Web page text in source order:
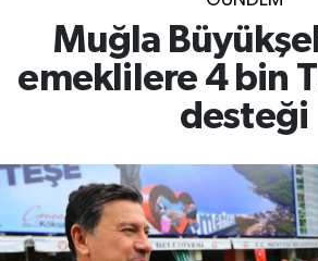
Muğla
emeklilere 4 bin
desteği
Yerel
Süper Lig Puan Durumu
Tüm Manşetler
Son Dakika Haberleri
Haber Arşivi